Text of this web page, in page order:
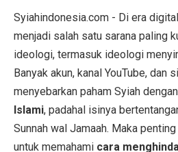
Syiahindonesia.com - Di era
menjadi salah satu sarana paling
ideologi, termasuk ideologi
Banyak akun, kanal YouTube, dan
menyebarkan paham Syiah dengan
Islami, padahal isinya
Sunnah wal Jamaah. Maka
untuk memahami cara